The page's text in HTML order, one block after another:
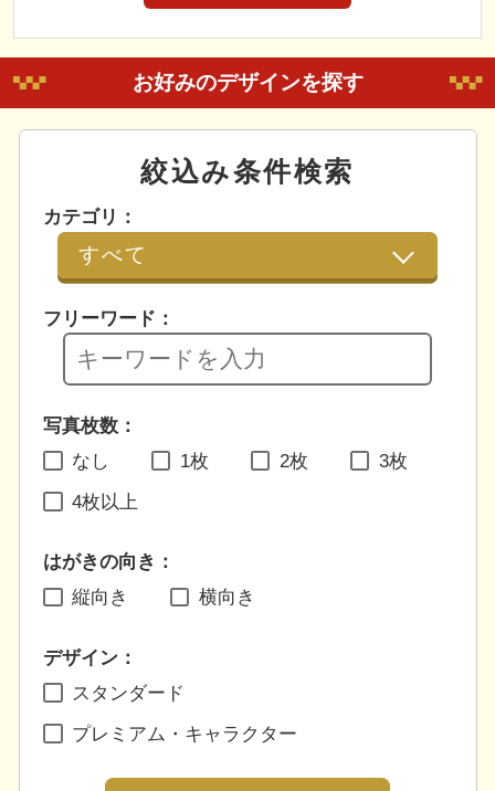
お好みのデザインを探す
絞込み条件検索
カテゴリ：
フリーワード：
写真枚数：
なし
1枚 2枚 3枚
4枚以上
はがきの向き：
縦向き
横向き
デザイン：
スタンダード
プレミアム・キャラクター